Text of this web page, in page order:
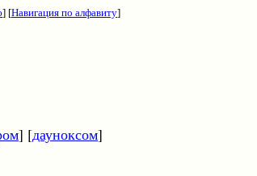
] [Навигация по алфавиту]
] [дауноксом]